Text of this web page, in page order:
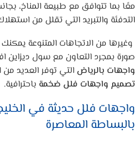
معًا بما تتوافق مع طبيعة المناخ،
التدفئة والتبريد التي تقلل من
وغيرها من الاتجاهات المتنوعة
صورة بمجرد التعاون مع سول ديزاين
واجهات بالرياض التي توفر العديد من
تصميم واجهات فلل ضخمة باحترافية.
واجهات فلل حديثة في
بالبساطة المعاصرة